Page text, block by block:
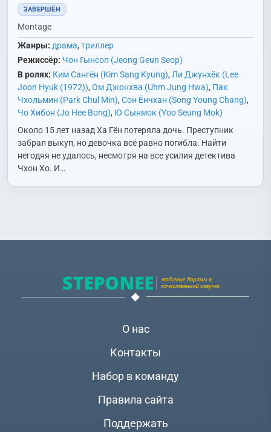
ЗАВЕРШЁН
Montage
Жанры: драма, триллер
Режиссёр: Чон Гынсоп (Jeong Geun Seop)
В ролях: Ким Сангён (Kim Sang Kyung), Ли Джунхёк (Lee
Joon Hyuk (1972)), Ом Джонхва (Uhm Jung Hwa), Пак
Чхольмин (Park Chul Min), Сон Ёнчхан (Song Young Chang),
Чо Хибон (Jo Hee Bong), Ю Сынмок (Yoo Seung Mok)
Около 15 лет назад Ха Гён потеряла дочь. Преступник
забрал выкуп, но девочка всё равно погибла. Найти
негодяя не удалось, несмотря на все усилия детектива
Чхон Хо. И…
О нас
Контакты
Набор в команду
Правила сайта
Поддержать